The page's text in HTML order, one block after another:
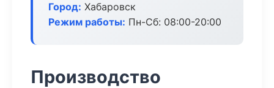
Город: Хабаровск
Режим работы: Пн-Сб: 08:00-20:00
Производство